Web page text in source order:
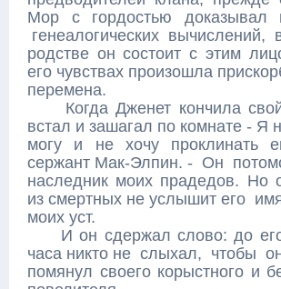
Мор с гордостью доказывал
генеалогических вычислений,
родстве он состоит с этим
его чувствах произошла
перемена.
Когда Дженет кончила свой
встал и зашагал по комнате - Я
могу и не хочу проклинать
сержант Мак-Элпин. - Он
наследник моих прадедов. Но
из смертных не услышит его
моих уст.
И он сдержал слово: до его
часа никто не слыхал, чтобы
помянул своего корыстного и